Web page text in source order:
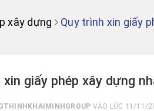
xây dựng Quy trình xin giấy
giấy phép xây dựng
VÀO LÚC 11/11/